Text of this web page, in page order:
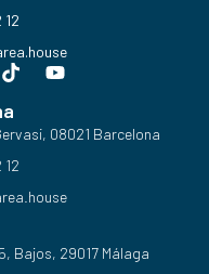
12
08021 Barcelona​
12
Bajos, 29017 Málaga